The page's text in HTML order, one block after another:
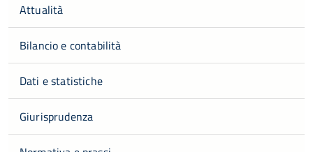
Attualità
Bilancio e contabilità
Dati e statistiche
Giurisprudenza